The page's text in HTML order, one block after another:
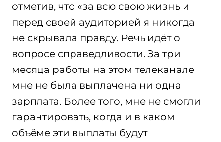
отметив, что «за всю свою жизнь и
перед своей аудиторией я никогда
не скрывала правду. Речь идёт о
вопросе справедливости. За три
месяца работы на этом телеканале
мне не была выплачена ни одна
зарплата. Более того, мне не смогли
гарантировать, когда и в каком
объёме эти выплаты будут